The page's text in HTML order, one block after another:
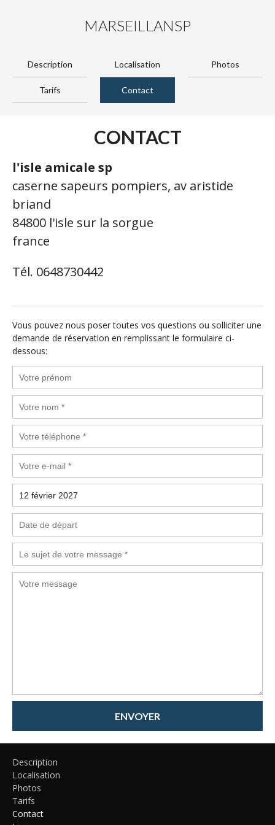
MARSEILLANSP
Description Localisation Photos
Tarifs Contact
CONTACT
l'isle amicale sp
caserne sapeurs pompiers, av aristide
briand
84800 l'isle sur la sorgue
france
Tél. 0648730442
Vous pouvez nous poser toutes vos questions ou solliciter une
demande de réservation en remplissant le formulaire ci-
dessous:
ENVOYER
Description
Localisation
Photos
Tarifs
Contact